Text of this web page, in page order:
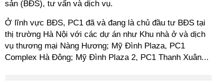
sản (BĐS), tư vấn và dịch vụ.
Ở lĩnh vực BĐS, PC1 đã và đang là chủ đầu tư BĐS tại
thị trường Hà Nội với các dự án như Khu nhà ở và dịch
vụ thương mại Nàng Hương; Mỹ Đình Plaza, PC1
Complex Hà Đông; Mỹ Đình Plaza 2, PC1 Thanh Xuân...